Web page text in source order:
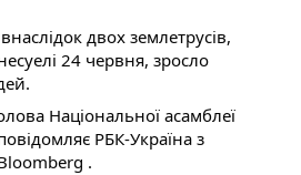
двох землетрусів,
24 червня, зросло
Національної асамблеї
РБК-Україна з
.